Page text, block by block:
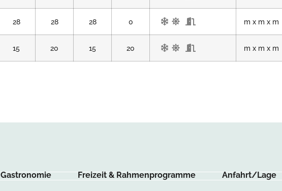
28 28 28 0 m x m x m
15 20 15 20 m x m x m
Gastronomie Freizeit & Rahmenprogramme Anfahrt/Lage